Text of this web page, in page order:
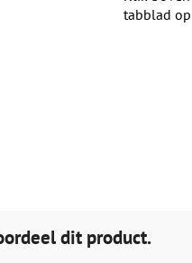
tabblad
dit product.